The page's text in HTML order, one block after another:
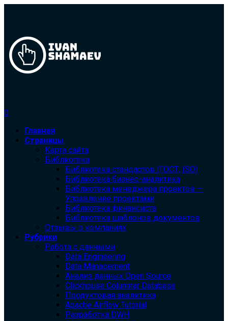
0
Главная
Страницы
Карта сайта
Библиотека
Библиотека cтандартов (ГОСТ, ISO)
Библиотека бизнес-аналитика
Библиотека менеджера проектов —
Управление проектами
Библиотека финансиста
Библиотека шаблонов документов
Отзывы о компаниях
Рубрики
Работа с данными
Data Engineering
Data Management
Анализ данных Open Source
Clickhouse Columnar Database
Продуктовая аналитика
Apache Airflow Tutorial
Разработка DWH